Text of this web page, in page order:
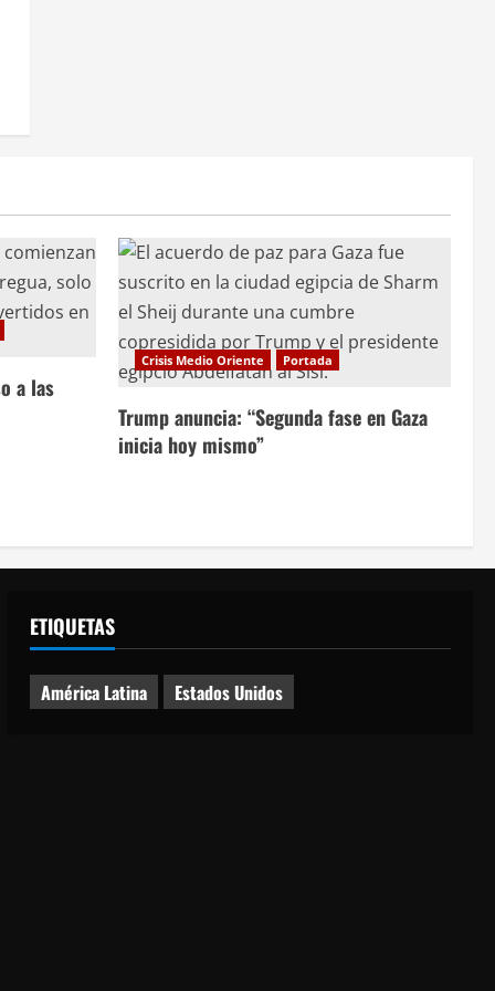
a las
Crisis Medio Oriente Portada
Trump anuncia: “Segunda fase en Gaza
inicia hoy mismo”
ETIQUETAS
América Latina Estados Unidos